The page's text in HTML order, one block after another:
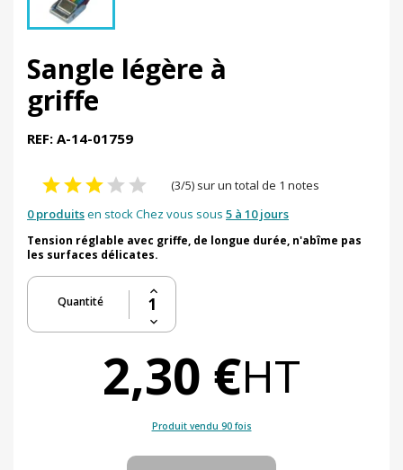
Sangle légère à
griffe
REF: A-14-01759
(3/5) sur un total de 1 notes
0 produitsen stock Chez vous sous 5 à 10 jours
Tension réglable avec griffe, de longue durée, n'abîme pas
les surfaces délicates.
Quantité
2,30 €HT
Produit vendu 90 fois